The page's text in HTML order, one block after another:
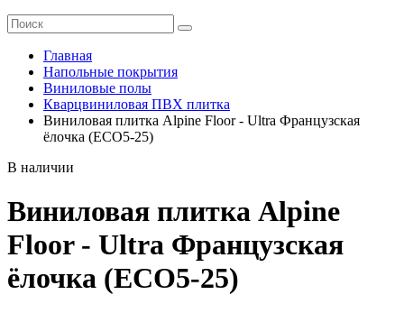
Главная
Напольные покрытия
Виниловые полы
Кварцвиниловая ПВХ плитка
Виниловая плитка Alpine Floor - Ultra Французская
ёлочка (ЕСО5-25)
В наличии
Виниловая плитка Alpine
Floor - Ultra Французская
ёлочка (ЕСО5-25)